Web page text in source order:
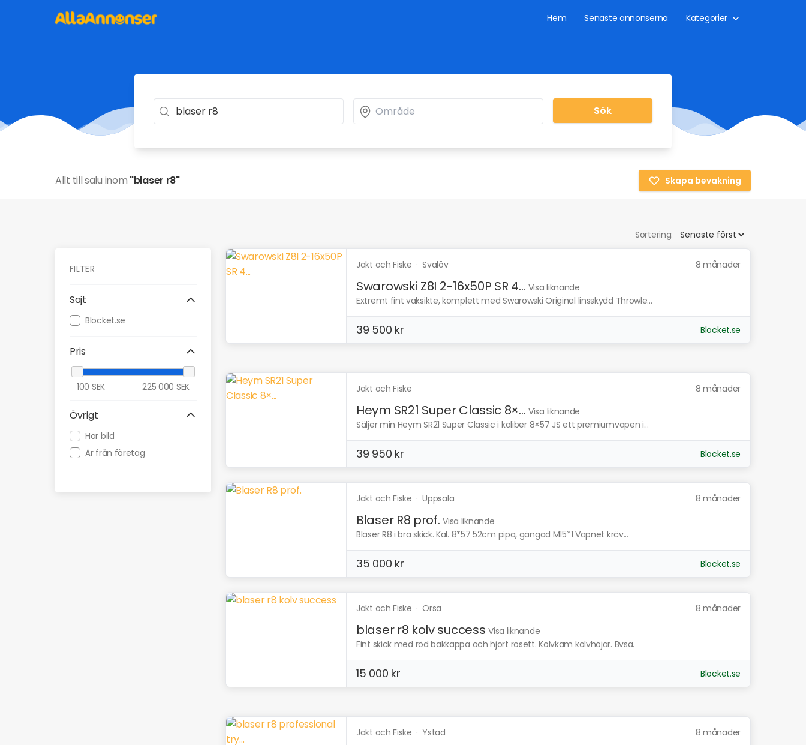
Hem Senaste annonserna Kategorier
Sök
Allt till salu inom "blaser r8" Skapa bevakning
Sortering:
FILTER
Sajt
Blocket.se
Pris
100 SEK 225 000 SEK
Övrigt
Har bild
Är från företag
Jakt och Fiske ·Svalöv 8 månader
Swarowski Z8I 2-16x50P SR 4... Visa liknande
Extremt fint vaksikte, komplett med Swarowski Original linsskydd Throwle...
39 500 kr Blocket.se
Jakt och Fiske 8 månader
Heym SR21 Super Classic 8×... Visa liknande
Säljer min Heym SR21 Super Classic i kaliber 8×57 JS ett premiumvapen i...
39 950 kr Blocket.se
Jakt och Fiske ·Uppsala 8 månader
Blaser R8 prof. Visa liknande
Blaser R8 i bra skick. Kal. 8*57 52cm pipa, gängad M15*1 Vapnet kräv...
35 000 kr Blocket.se
Jakt och Fiske ·Orsa 8 månader
blaser r8 kolv success Visa liknande
Fint skick med röd bakkappa och hjort rosett. Kolvkam kolvhöjar. Bvsa.
15 000 kr Blocket.se
Jakt och Fiske ·Ystad 8 månader